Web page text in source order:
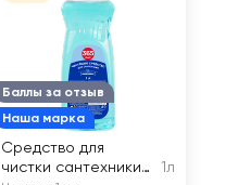
Баллы за отзыв
Наша марка
Средство для
чистки сантехники
1л